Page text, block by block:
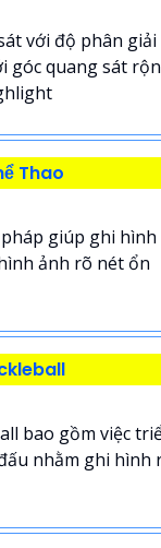
với độ phân giải
góc quang sát
Thao
giúp ghi hình
ảnh rõ nét ổn
bao gồm việc
nhằm ghi hình